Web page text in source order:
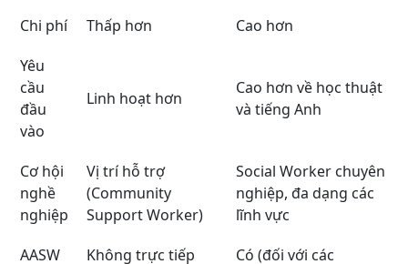
Chi phí
Thấp hơn
Cao hơn
Yêu
cầu
đầu
vào
Linh hoạt hơn
Cao hơn về học thuật
và tiếng Anh
Cơ hội
nghề
nghiệp
Vị trí hỗ trợ
(Community
Support Worker)
Social Worker chuyên
nghiệp, đa dạng các
lĩnh vực
AASW
Không trực tiếp
Có (đối với các